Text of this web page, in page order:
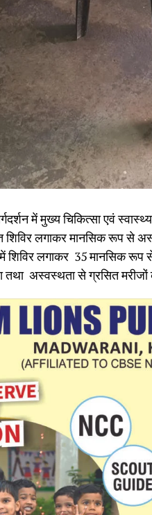
में मुख्य चिकित्सा एवं
शिविर लगाकर मानसिक रूप से
लगाकर 35 मानसिक रूप
तथा अस्वस्थता से ग्रसित